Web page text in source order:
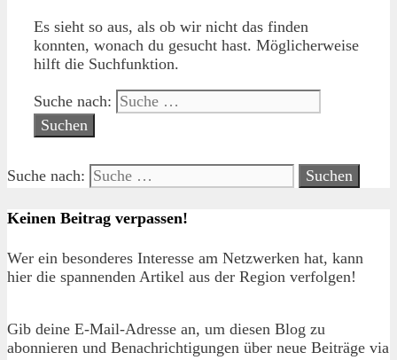
Es sieht so aus, als ob wir nicht das finden
konnten, wonach du gesucht hast. Möglicherweise
hilft die Suchfunktion.
Suche nach:
Suche nach:
Keinen Beitrag verpassen!
Wer ein besonderes Interesse am Netzwerken hat, kann
hier die spannenden Artikel aus der Region verfolgen!
Gib deine E-Mail-Adresse an, um diesen Blog zu
abonnieren und Benachrichtigungen über neue Beiträge via